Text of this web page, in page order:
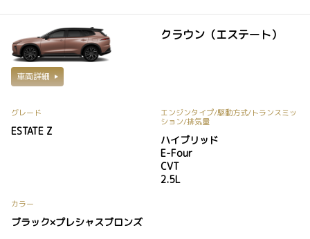
クラウン（エステート）
車両詳細
グレード
ESTATE Z
エンジンタイプ/駆動方式/トランスミッ
ション/排気量
ハイブリッド
E-Four
CVT
2.5L
カラー
ブラック×プレシャスブロンズ